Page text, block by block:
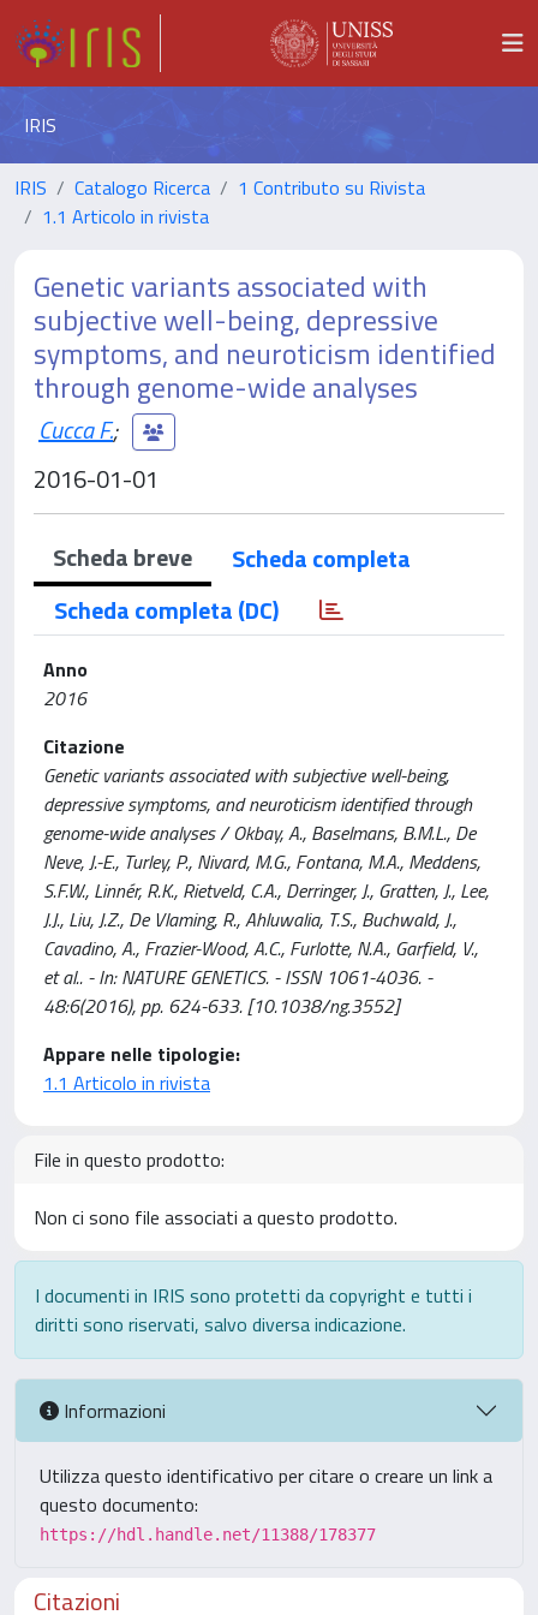
IRIS
IRIS Catalogo Ricerca
1 Contributo su Rivista
1.1 Articolo in rivista
Genetic variants associated with
subjective well-being, depressive
symptoms, and neuroticism identified
through genome-wide analyses
Cucca F.;
2016-01-01
Scheda breve
Scheda completa
Scheda completa (DC)
Anno
2016
Citazione
Genetic variants associated with subjective well-being,
depressive symptoms, and neuroticism identified through
genome-wide analyses / Okbay, A., Baselmans, B.M.L., De
Neve, J.-E., Turley, P., Nivard, M.G., Fontana, M.A., Meddens,
S.F.W., Linnér, R.K., Rietveld, C.A., Derringer, J., Gratten, J., Lee,
J.J., Liu, J.Z., De Vlaming, R., Ahluwalia, T.S., Buchwald, J.,
Cavadino, A., Frazier-Wood, A.C., Furlotte, N.A., Garfield, V.,
et al.. - In: NATURE GENETICS. - ISSN 1061-4036. -
48:6(2016), pp. 624-633. [10.1038/ng.3552]
Appare nelle tipologie:
1.1 Articolo in rivista
File in questo prodotto:
Non ci sono file associati a questo prodotto.
I documenti in IRIS sono protetti da copyright e tutti i
diritti sono riservati, salvo diversa indicazione.
Informazioni
Utilizza questo identificativo per citare o creare un link a
questo documento:
https://hdl.handle.net/11388/178377
Citazioni